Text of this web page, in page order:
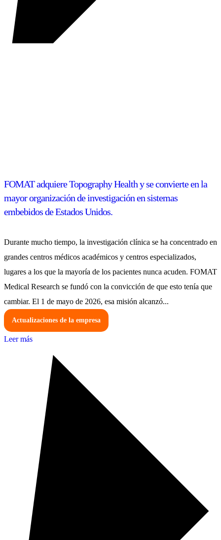
FOMAT adquiere Topography Health y se convierte en la
mayor organización de investigación en sistemas
embebidos de Estados Unidos.
Durante mucho tiempo, la investigación clínica se ha concentrado en
grandes centros médicos académicos y centros especializados,
lugares a los que la mayoría de los pacientes nunca acuden. FOMAT
Medical Research se fundó con la convicción de que esto tenía que
cambiar. El 1 de mayo de 2026, esa misión alcanzó...
Actualizaciones de la empresa
Leer más